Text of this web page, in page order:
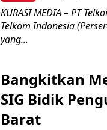
KURASI MEDIA – PT
Telkom Indonesia
yang...
Bangkitkan
SIG Bidik
Barat